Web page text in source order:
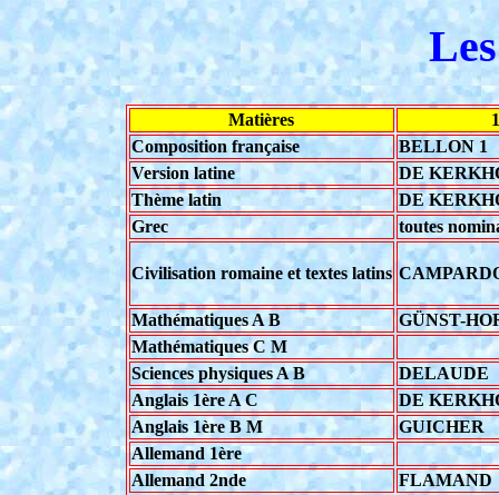
Matières
Composition française
BELLON 1
Version latine
DE
Thème latin
DE
Grec
toutes
Civilisation romaine et textes latins
Mathématiques A B
GÜNST-
Mathématiques C M
Sciences physiques A B
DELAUDE
Anglais 1ère A C
DE
Anglais 1ère B M
GUICHER
Allemand 1ère
Allemand 2nde
FLAMAND